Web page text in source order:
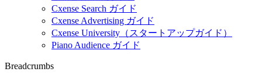
Cxense Search ガイド
Cxense Advertising ガイド
Cxense University（スタートアップガイド）
Piano Audience ガイド
Breadcrumbs